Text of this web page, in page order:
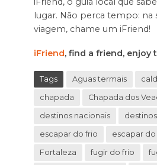
lugar. Não perca tempo: na
viagem, chame um iFriend!
iFriend, find a friend, enjoy
Tags Aguas termais
chapada Chapada dos
destinos nacionais
escapar do frio escapar
Fortaleza fugir do frio